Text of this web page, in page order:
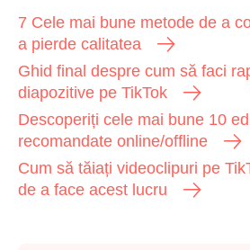
7 Cele mai bune metode de a
a pierde calitatea
Ghid final despre cum să faci
diapozitive pe TikTok
Descoperiți cele mai bune 10
recomandate online/offline
Cum să tăiați videoclipuri pe
de a face acest lucru